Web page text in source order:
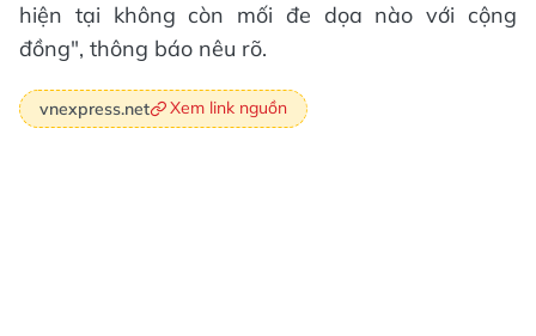
hiện tại không còn mối đe dọa nào với cộng
đồng", thông báo nêu rõ.
vnexpress.net Xem link nguồn